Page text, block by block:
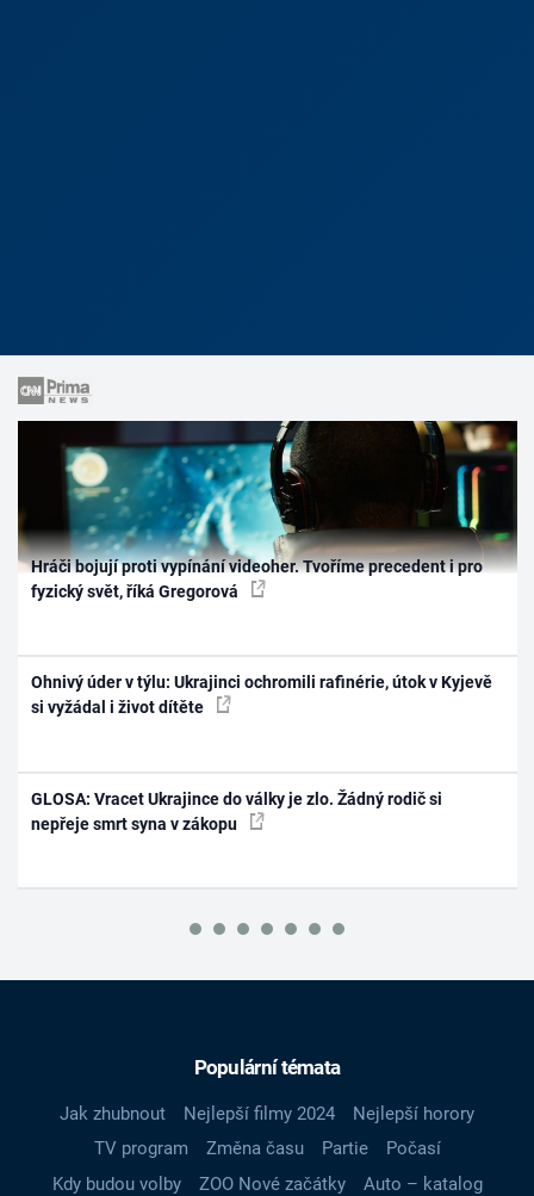
Hráči bojují proti vypínání videoher. Tvoříme precedent i pro
fyzický svět, říká Gregorová
Ohnivý úder v týlu: Ukrajinci ochromili rafinérie, útok v Kyjevě
si vyžádal i život dítěte
GLOSA: Vracet Ukrajince do války je zlo. Žádný rodič si
nepřeje smrt syna v zákopu
Populární témata
Jak zhubnout Nejlepší filmy 2024
Nejlepší horory
TV program
Změna času Partie
Počasí
Kdy budou volby
ZOO Nové začátky
Auto – katalog